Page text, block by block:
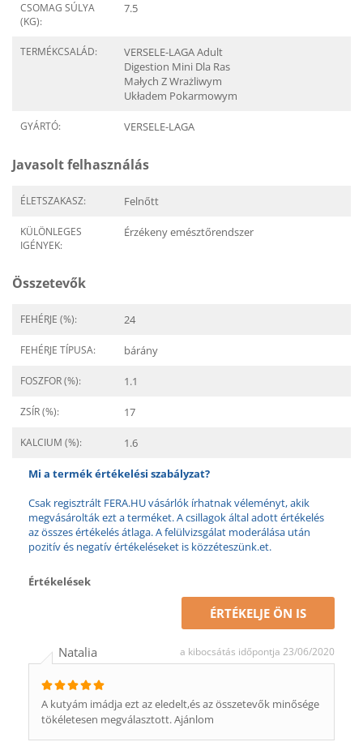
CSOMAG SÚLYA
(KG):
7.5
TERMÉKCSALÁD:
VERSELE-LAGA Adult
Digestion Mini Dla Ras
Małych Z Wrażliwym
Układem Pokarmowym
GYÁRTÓ: VERSELE-LAGA
Javasolt felhasználás
ÉLETSZAKASZ: Felnőtt
KÜLÖNLEGES
IGÉNYEK:
Érzékeny emésztőrendszer
Összetevők
FEHÉRJE (%): 24
FEHÉRJE TÍPUSA: bárány
FOSZFOR (%): 1.1
ZSÍR (%): 17
KALCIUM (%): 1.6
Mi a termék értékelési szabályzat?
Csak regisztrált FERA.HU vásárlók írhatnak véleményt, akik
megvásárolták ezt a terméket. A csillagok által adott értékelés
az összes értékelés átlaga. A felülvizsgálat moderálása után
pozitív és negatív értékeléseket is közzéteszünk.et.
Értékelések
ÉRTÉKELJE ÖN IS
Natalia a kibocsátás időpontja 23/06/2020
A kutyám imádja ezt az eledelt,és az összetevők minősége
tökéletesen megválasztott. Ajánlom